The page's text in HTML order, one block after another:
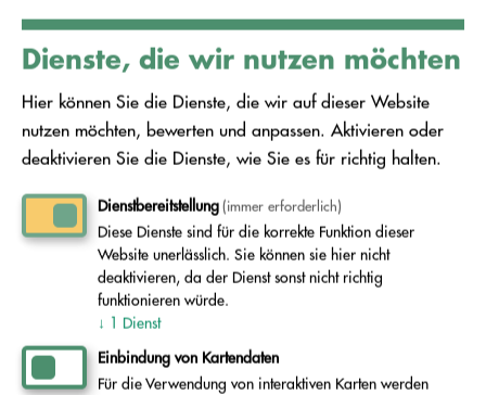
Dienste, die wir nutzen möchten
Hier können Sie die Dienste, die wir auf dieser Website
nutzen möchten, bewerten und anpassen. Aktivieren oder
deaktivieren Sie die Dienste, wie Sie es für richtig halten.
Dienstbereitstellung(immer erforderlich)
Diese Dienste sind für die korrekte Funktion dieser
Website unerlässlich. Sie können sie hier nicht
deaktivieren, da der Dienst sonst nicht richtig
funktionieren würde.
↓ 1 Dienst
Einbindung von Kartendaten
Für die Verwendung von interaktiven Karten werden